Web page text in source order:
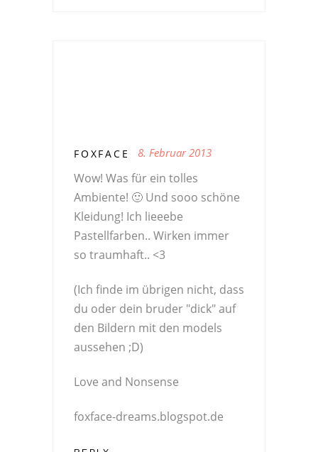
FOXFACE 8. Februar 2013
Wow! Was für ein tolles
Ambiente! 🙂 Und sooo schöne
Kleidung! Ich lieeebe
Pastellfarben.. Wirken immer
so traumhaft.. <3
(Ich finde im übrigen nicht, dass
du oder dein bruder "dick" auf
den Bildern mit den models
aussehen ;D)
Love and Nonsense
foxface-dreams.blogspot.de